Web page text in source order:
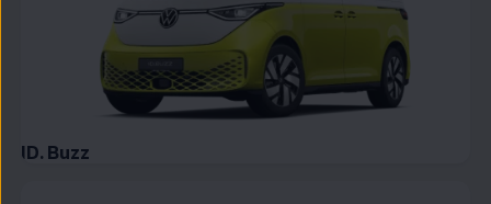
ID. Buzz